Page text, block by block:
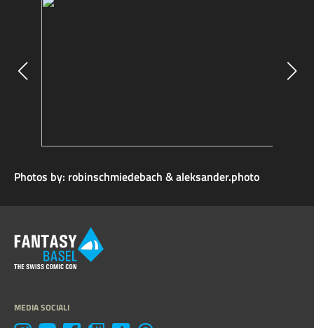
Photos by: robinschmiedebach & aleksander.photo
MEDIA SOCIALI